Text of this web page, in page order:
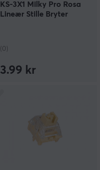
KS-3X1 Milky Pro Rosa
Lineær Stille Bryter
(0)
3.99 kr